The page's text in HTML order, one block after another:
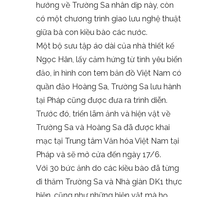
hướng về Trường Sa nhân dịp này, còn
có một chương trình giao lưu nghệ thuật
giữa bà con kiều bào các nước.
Một bộ sưu tập áo dài của nhà thiết kế
Ngọc Hân, lấy cảm hứng từ tình yêu biển
đảo, in hình con tem bản đồ Việt Nam có
quần đảo Hoàng Sa, Trường Sa lưu hành
tại Pháp cũng được đưa ra trình diễn.
Trước đó, triển lãm ảnh và hiện vật về
Trường Sa và Hoàng Sa đã được khai
mạc tại Trung tâm Văn hóa Việt Nam tại
Pháp và sẽ mở cửa đến ngày 17/6.
Với 30 bức ảnh do các kiều bào đã từng
đi thăm Trường Sa và Nhà giàn DK1 thực